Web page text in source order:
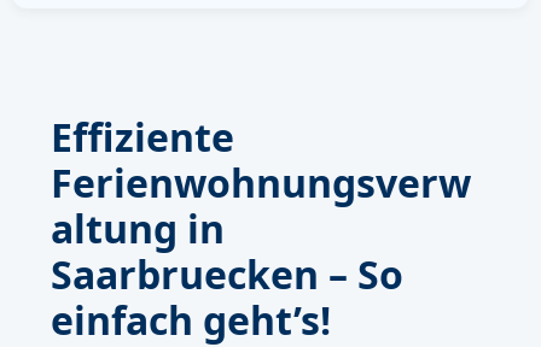
Effiziente
Ferienwohnungsverw
altung in
Saarbruecken – So
einfach geht’s!